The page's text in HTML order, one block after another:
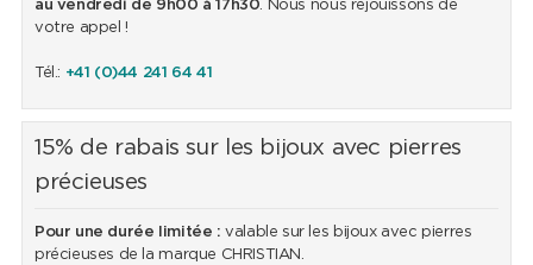
au vendredi de 9h00 à 17h30. Nous nous réjouissons de
votre appel !
Tél.: +41 (0)44 241 64 41
15% de rabais sur les bijoux avec pierres
précieuses
Pour une durée limitée : valable sur les bijoux avec pierres
précieuses de la marque CHRISTIAN.